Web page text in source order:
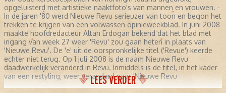
opgeluisterd met artistieke naaktfoto's van mannen en vrouwen. -
In de jaren '80 werd Nieuwe Revu serieuzer van toon en begon het
trekken te krijgen van een volwassen opinieweekblad. In juni 2008
maakte hoofdredacteur Altan Erdogan bekend dat het blad met
ingang van week 27 weer 'Revu' zou gaan heten in plaats van
'Nieuwe Revu'. De 'e' uit de oorspronkelijke titel ('Revue') keerde
echter niet terug. Op 1 juli 2008 is de naam Nieuwe Revu
daadwerkelijk veranderd in Revu. Inmiddels is de titel, in het kader
van een restyling, weer veranderd naar 'Nieuwe Revu
LEES VERDER